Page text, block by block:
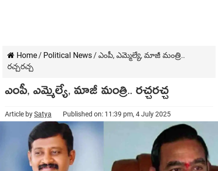
Home/ Political News/ ఎంపీ, ఎమ్మెల్యే, మాజీ మంత్రి..
రచ్చరచ్చ
ఎంపీ, ఎమ్మెల్యే, మాజీ మంత్రి.. రచ్చరచ్చ
Article bySatya Published on: 11:39 pm, 4 July 2025